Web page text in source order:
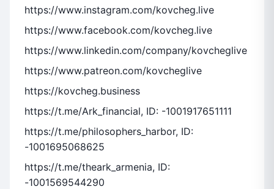
https://www.instagram.com/kovcheg.live
https://www.facebook.com/kovcheg.live
https://www.linkedin.com/company/kovcheglive
https://www.patreon.com/kovcheglive
https://kovcheg.business
https://t.me/Ark_financial, ID: -1001917651111
https://t.me/philosophers_harbor, ID:
-1001695068625
https://t.me/theark_armenia, ID:
-1001569544290